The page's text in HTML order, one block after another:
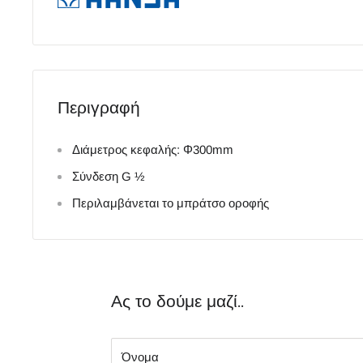
Περιγραφή
Διάμετρος κεφαλής: Φ300mm
Σύνδεση G ½
Περιλαμβάνεται το μπράτσο οροφής
Ας το δούμε μαζί..
Όνομα